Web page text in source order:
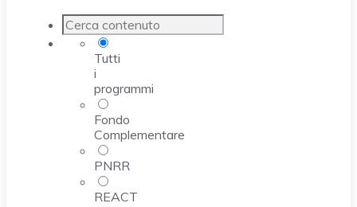
Tutti
i
programmi
Fondo
Complementare
PNRR
REACT